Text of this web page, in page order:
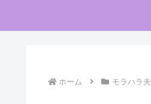
ホーム モラハラ夫